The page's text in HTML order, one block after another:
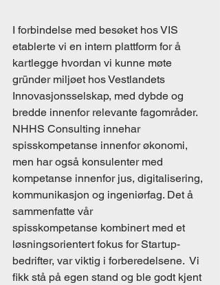
I forbindelse med besøket hos VIS
etablerte vi en intern plattform for å
kartlegge hvordan vi kunne møte
gründer miljøet hos Vestlandets
Innovasjonsselskap, med dybde og
bredde innenfor relevante fagområder.
NHHS Consulting innehar
spisskompetanse innenfor økonomi,
men har også konsulenter med
kompetanse innenfor jus, digitalisering,
kommunikasjon og ingeniørfag. Det å
sammenfatte vår
spisskompetanse kombinert med et
løsningsorientert fokus for Startup-
bedrifter, var viktig i forberedelsene.  Vi
fikk stå på egen stand og ble godt kjent